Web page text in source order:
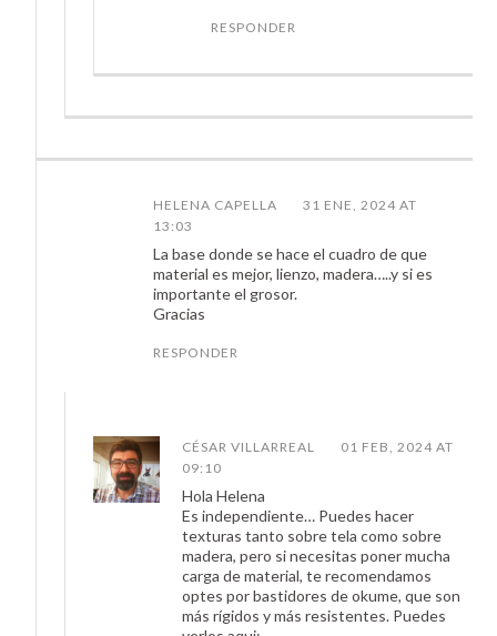
RESPONDER
HELENA CAPELLA
31 ENE, 2024 AT
13:03
La base donde se hace el cuadro de que
material es mejor, lienzo, madera…..y si es
importante el grosor.
Gracias
RESPONDER
CÉSAR VILLARREAL
01 FEB, 2024 AT
09:10
Hola Helena
Es independiente… Puedes hacer
texturas tanto sobre tela como sobre
madera, pero si necesitas poner mucha
carga de material, te recomendamos
optes por bastidores de okume, que son
más rígidos y más resistentes. Puedes